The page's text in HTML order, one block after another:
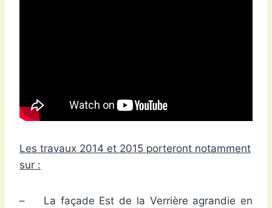
Les travaux 2014 et 2015 porteront notamment
sur :
– La façade Est de la Verrière agrandie en